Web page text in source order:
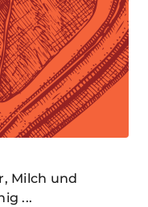
Milch und
...